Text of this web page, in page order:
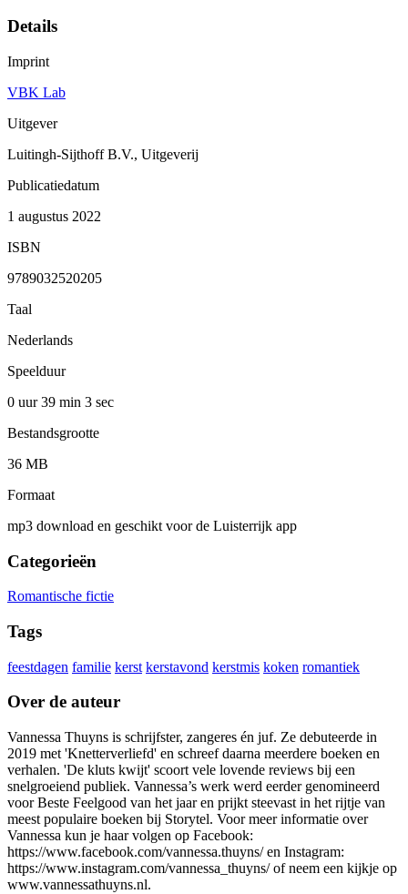
Details
Imprint
VBK Lab
Uitgever
Luitingh-Sijthoff B.V., Uitgeverij
Publicatiedatum
1 augustus 2022
ISBN
9789032520205
Taal
Nederlands
Speelduur
0 uur 39 min 3 sec
Bestandsgrootte
36 MB
Formaat
mp3 download en geschikt voor de Luisterrijk app
Categorieën
Romantische fictie
Tags
feestdagen familie kerst kerstavond kerstmis koken romantiek
Over de auteur
Vannessa Thuyns is schrijfster, zangeres én juf. Ze debuteerde in
2019 met 'Knetterverliefd' en schreef daarna meerdere boeken en
verhalen. 'De kluts kwijt' scoort vele lovende reviews bij een
snelgroeiend publiek. Vannessa’s werk werd eerder genomineerd
voor Beste Feelgood van het jaar en prijkt steevast in het rijtje van
meest populaire boeken bij Storytel. Voor meer informatie over
Vannessa kun je haar volgen op Facebook:
https://www.facebook.com/vannessa.thuyns/ en Instagram:
https://www.instagram.com/vannessa_thuyns/ of neem een kijkje op
www.vannessathuyns.nl.